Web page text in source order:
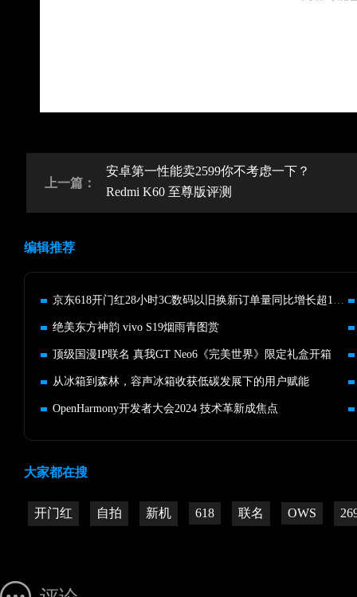
上一篇：
安卓第一性能卖2599你不考虑一下？
Redmi K60 至尊版评测
编辑推荐
京东618开门红28小时3C数码以旧换新订单量同比增长超100%
绝美东方神韵 vivo S19烟雨青图赏
顶级国漫IP联名 真我GT Neo6《完美世界》限定礼盒开箱
从冰箱到森林，容声冰箱收获低碳发展下的用户赋能
OpenHarmony开发者大会2024 技术革新成焦点
大家都在搜
开门红 自拍 新机 618 联名 OWS